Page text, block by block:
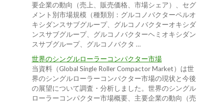
要企業の動向（売上、販売価格、市場シェア）、セグ
メント別市場規模（種類別：グルコノバクターペルオ
キシダンスサブグループ、グルコノバクターオキシダ
ンスサブグループ、グルコノバクターヘミオキシダン
スサブグループ、グルコノバクタ …
世界のシングルローラーコンパクター市場
当資料（Global Single Roller Compactor Market）は世
界のシングルローラーコンパクター市場の現状と今後
の展望について調査・分析しました。世界のシングル
ローラーコンパクター市場概要、主要企業の動向（売